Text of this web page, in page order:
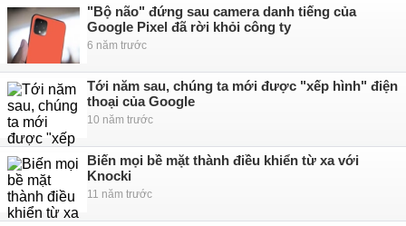
"Bộ não" đứng sau camera danh tiếng của
Google Pixel đã rời khỏi công ty
6 năm trước
Tới năm sau, chúng ta mới được "xếp hình" điện
thoại của Google
10 năm trước
Biến mọi bề mặt thành điều khiển từ xa với
Knocki
11 năm trước